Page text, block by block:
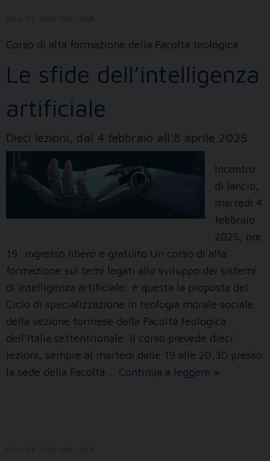
CICLO IST.
Corso di alta formazione della Facoltà teologica
Le sfide dell’intelligenza
artificiale
Dieci lezioni, dal 4 febbraio all'8 aprile 2025
Incontro
di lancio,
martedì 4
febbraio
2025, ore
19: ingresso libero e gratuito Un corso di alta
formazione sui temi legati allo sviluppo dei sistemi
di intelligenza artificiale: è questa la proposta del
Ciclo di specializzazione in teologia morale sociale
della sezione torinese della Facoltà teologica
dell’Italia settentrionale. Il corso prevede dieci
lezioni, sempre al martedì dalle 19 alle 20,30 presso
la sede della Facoltà … Continua a leggere Le
»
CICLO IST.